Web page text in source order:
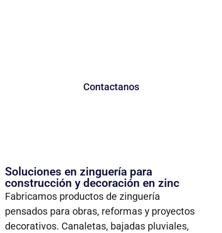
Contactanos
Soluciones en zinguería para
construcción y decoración en zinc
Fabricamos productos de zinguería
pensados para obras, reformas y proyectos
decorativos. Canaletas, bajadas pluviales,